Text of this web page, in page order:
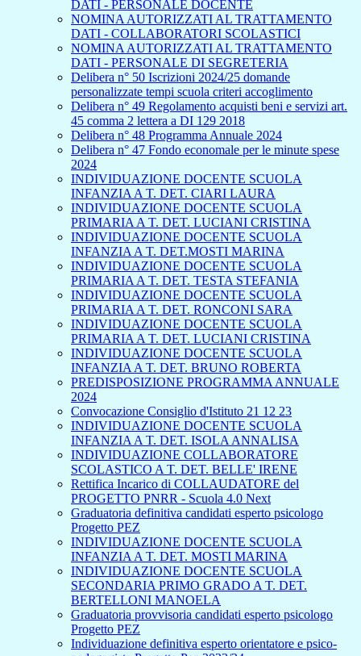
DATI - PERSONALE DOCENTE
NOMINA AUTORIZZATI AL TRATTAMENTO
DATI - COLLABORATORI SCOLASTICI
NOMINA AUTORIZZATI AL TRATTAMENTO
DATI - PERSONALE DI SEGRETERIA
Delibera n° 50 Iscrizioni 2024/25 domande
personalizzate tempi scuola criteri accoglimento
Delibera n° 49 Regolamento acquisti beni e servizi art.
45 comma 2 lettera a DI 129 2018
Delibera n° 48 Programma Annuale 2024
Delibera n° 47 Fondo economale per le minute spese
2024
INDIVIDUAZIONE DOCENTE SCUOLA
INFANZIA A T. DET. CIARI LAURA
INDIVIDUAZIONE DOCENTE SCUOLA
PRIMARIA A T. DET. LUCIANI CRISTINA
INDIVIDUAZIONE DOCENTE SCUOLA
INFANZIA A T. DET.MOSTI MARINA
INDIVIDUAZIONE DOCENTE SCUOLA
PRIMARIA A T. DET. TESTA STEFANIA
INDIVIDUAZIONE DOCENTE SCUOLA
PRIMARIA A T. DET. RONCONI SARA
INDIVIDUAZIONE DOCENTE SCUOLA
PRIMARIA A T. DET. LUCIANI CRISTINA
INDIVIDUAZIONE DOCENTE SCUOLA
INFANZIA A T. DET. BRUNO ROBERTA
PREDISPOSIZIONE PROGRAMMA ANNUALE
2024
Convocazione Consiglio d'Istituto 21 12 23
INDIVIDUAZIONE DOCENTE SCUOLA
INFANZIA A T. DET. ISOLA ANNALISA
INDIVIDUAZIONE COLLABORATORE
SCOLASTICO A T. DET. BELLE' IRENE
Rettifica Incarico di COLLAUDATORE del
PROGETTO PNRR - Scuola 4.0 Next
Graduatoria definitiva candidati esperto psicologo
Progetto PEZ
INDIVIDUAZIONE DOCENTE SCUOLA
INFANZIA A T. DET. MOSTI MARINA
INDIVIDUAZIONE DOCENTE SCUOLA
SECONDARIA PRIMO GRADO A T. DET.
BERTELLONI MANOELA
Graduatoria provvisoria candidati esperto psicologo
Progetto PEZ
Individuazione definitiva esperto orientatore e psico-